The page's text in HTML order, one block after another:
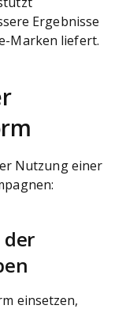
Ergebnisse
Marken liefert.
Nutzung einer
der
einsetzen,